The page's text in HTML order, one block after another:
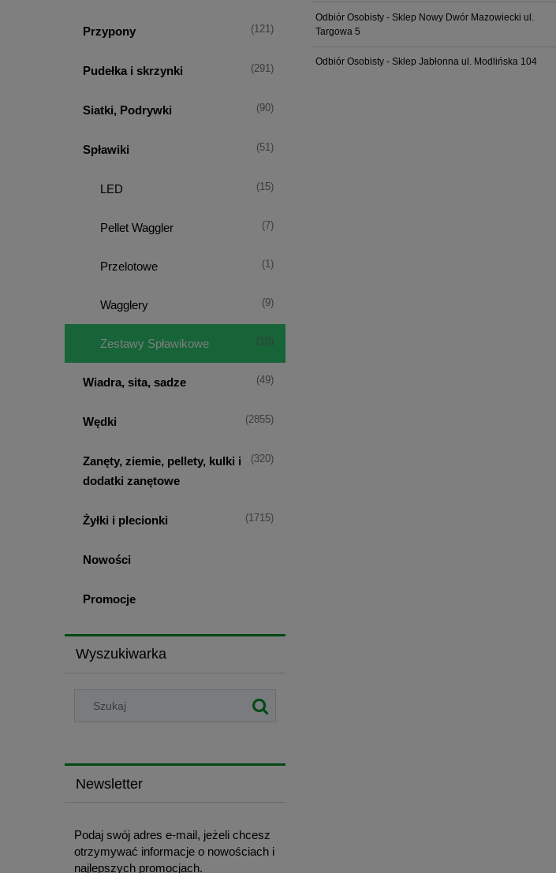
Przypony (121)
Pudełka i skrzynki (291)
Siatki, Podrywki (90)
Spławiki (51)
LED (15)
Pellet Waggler (7)
Przelotowe (1)
Wagglery (9)
Zestawy Spławikowe (10)
Wiadra, sita, sadze (49)
Wędki (2855)
Zanęty, ziemie, pellety, kulki i
dodatki zanętowe
(320)
Żyłki i plecionki (1715)
Nowości
Promocje
Wyszukiwarka
Newsletter
Podaj swój adres e-mail, jeżeli chcesz
otrzymywać informacje o nowościach i
najlepszych promocjach.
Odbiór Osobisty - Sklep Nowy Dwór Mazowiecki ul.
Targowa 5
Odbiór Osobisty - Sklep Jabłonna ul. Modlińska 104